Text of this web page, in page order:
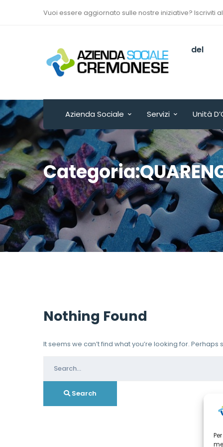
Vuoi essere aggiornato sulle nostre iniziative? Iscriviti
Via Sant’Antonio del
Fuoco n. 9/A
Cremona - ITALY
Azienda Sociale Servizi Unità
Nothing Found
It seems we can’t find what you’re looking for.
for:
Search